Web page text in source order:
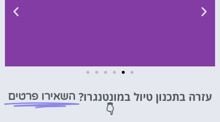
רכב
עזרה בתכנון טיול במונטנגרו? השאירו פרטים
👇